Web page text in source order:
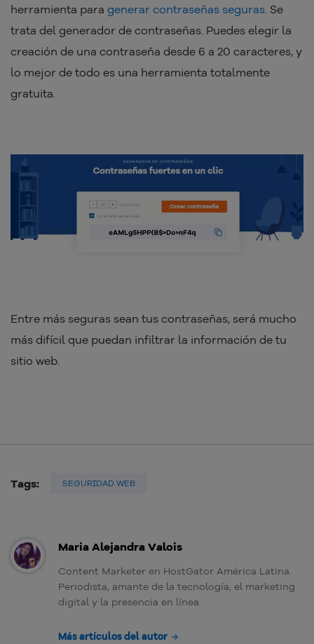
herramienta para generar contraseñas seguras. Se
trata del generador de contraseñas. Puedes elegir la
creación de una contraseña desde 6 a 20 caracteres, y
lo mejor de todo es una herramienta totalmente
gratuita.
Entre más seguras sean tus contraseñas, será mucho
más difícil que puedan infiltrar la información de tu
sitio web.
Tags: SEGURIDAD WEB
Maria Alejandra Valois
Content Marketer en HostGator América Latina.
Periodista, amante de la tecnología, el marketing
digital y la presencia en línea.
Más artículos del autor